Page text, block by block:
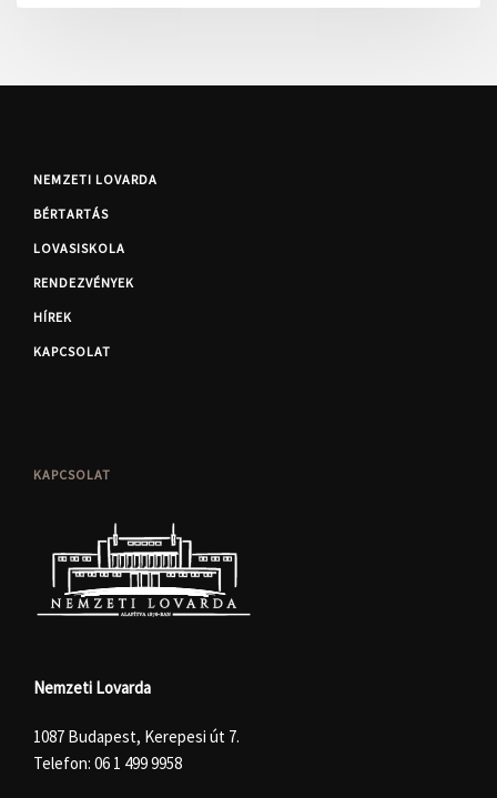
NEMZETI LOVARDA
BÉRTARTÁS
LOVASISKOLA
RENDEZVÉNYEK
HÍREK
KAPCSOLAT
KAPCSOLAT
Nemzeti Lovarda
1087 Budapest, Kerepesi út 7.
Telefon: 06 1 499 9958